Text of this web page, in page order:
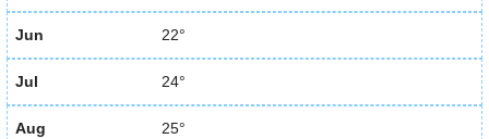
Jun 22°
Jul 24°
Aug 25°